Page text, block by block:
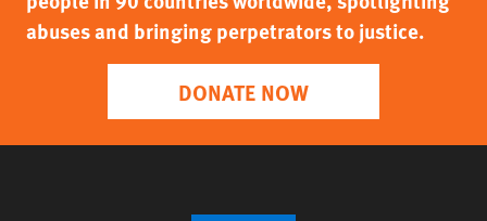
abuses and bringing perpetrators to justice.
DONATE NOW